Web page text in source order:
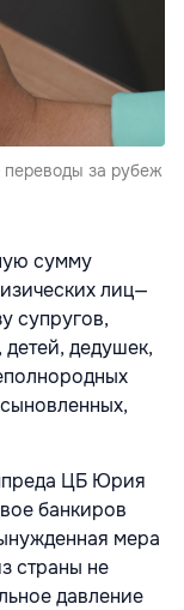
за рубеж
сумму
лиц—
супругов,
дедушек,
ЦБ Юрия
банкиров
мера
страны не
давление